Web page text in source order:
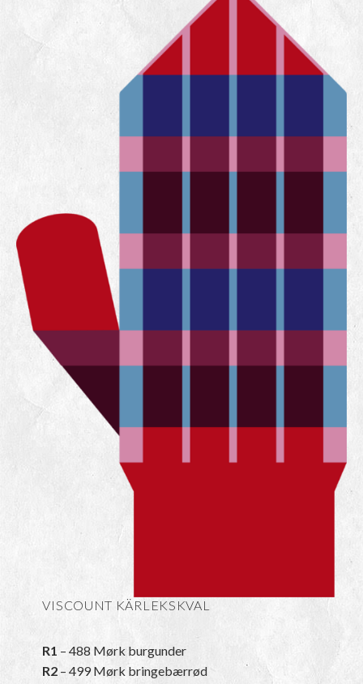
VISCOUNT KÄRLEKSKVAL
R1 – 488 Mørk burgunder
R2 – 499 Mørk bringebærrød